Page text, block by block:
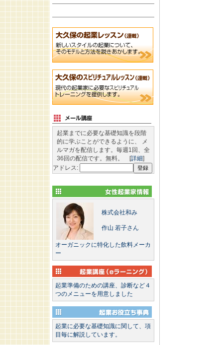
起業までに必要な基礎知識を段階
的に学ぶことができるように、 メ
ルマガを配信します。毎週1回、全
36回の配信です。無料。 [詳細]
アドレス:
株式会社和み
作山 若子さん
オーガニックに特化した飲料メーカ
ー
起業準備のための講座、診断など４
つのメニューを用意しました
起業に必要な基礎知識に関して、項
目毎に解説しています。